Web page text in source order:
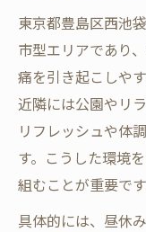
東京都豊島区西池
市型エリアであり
痛を引き起こしや
近隣には公園やリ
リフレッシュや体
す。こうした環境
組むことが重要です
具体的には、昼休